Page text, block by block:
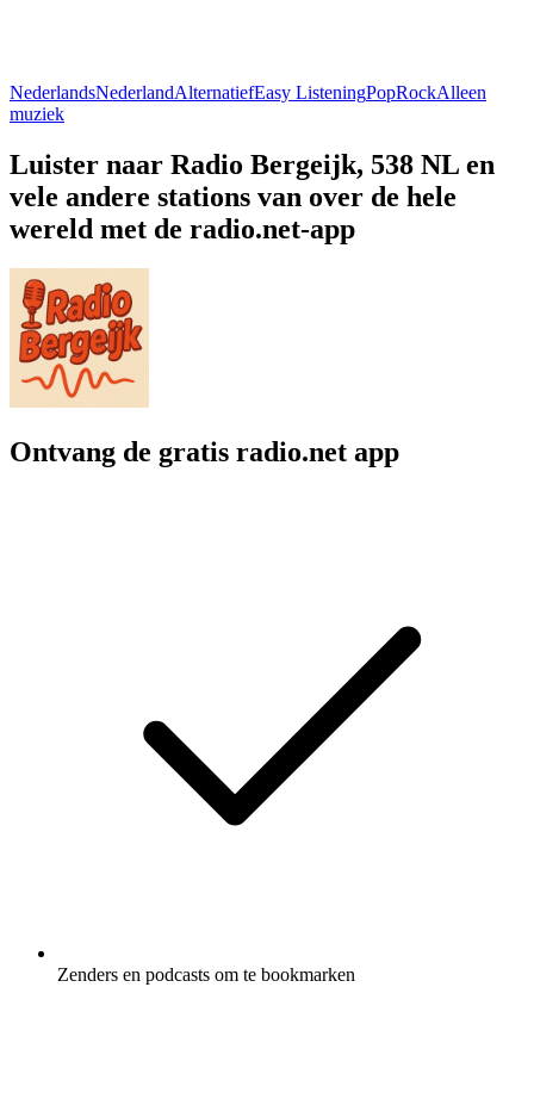
NederlandsNederlandAlternatiefEasy ListeningPopRockAlleen
muziek
Luister naar Radio Bergeijk, 538 NL en
vele andere stations van over de hele
wereld met de radio.net-app
Ontvang de gratis radio.net app
Zenders en podcasts om te bookmarken